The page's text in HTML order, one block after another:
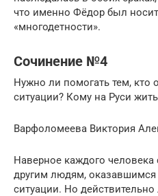
что именно Фёдор был
«многодетности».
Сочинение №4
Нужно ли помогать тем, кто
ситуации? Кому на Руси
Варфоломеева Виктория
Наверное каждого человека
другим людям,
ситуации. Но